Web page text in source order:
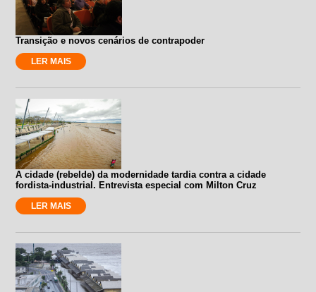
Transição e novos cenários de contrapoder
LER MAIS
A cidade (rebelde) da modernidade tardia contra a cidade
fordista-industrial. Entrevista especial com Milton Cruz
LER MAIS